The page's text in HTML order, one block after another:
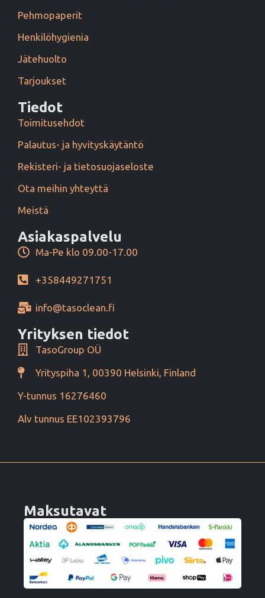
Pehmopaperit
Henkilöhygienia
Jätehuolto
Tarjoukset
Tiedot
Toimitusehdot
Palautus- ja hyvityskäytäntö
Rekisteri- ja tietosuojaseloste
Ota meihin yhteyttä
Meistä
Asiakaspalvelu
Ma-Pe klo 09.00-17.00
+358449271751
info@tasoclean.fi
Yrityksen tiedot
TasoGroup OÜ
Yrityspiha 1, 00390 Helsinki, Finland
Y-tunnus 16276460
Alv tunnus EE102393796
Maksutavat